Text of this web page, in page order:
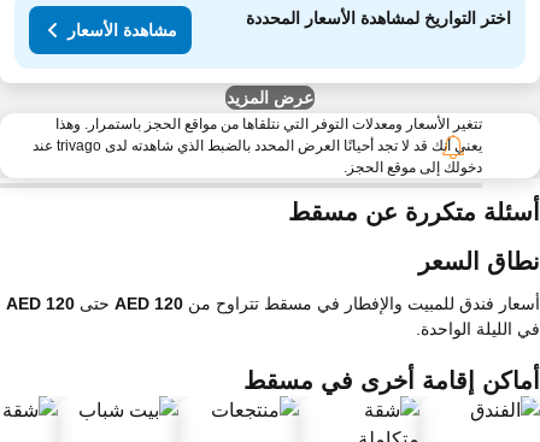
اختر التواريخ لمشاهدة الأسعار المحددة
مشاهدة الأسعار
عرض المزيد
تتغير الأسعار ومعدلات التوفر التي نتلقاها من مواقع الحجز باستمرار. وهذا
يعني أنك قد لا تجد أحيانًا العرض المحدد بالضبط الذي شاهدته لدى trivago عند
دخولك إلى موقع الحجز.
متكررة عن مسقط
السعر
فندق للمبيت والإفطار في مسقط تتراوح من حتى
الليلة الواحدة.
إقامة أخرى في مسقط